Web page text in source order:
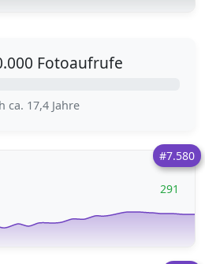
Fotoaufrufe
ca. 17,4 Jahre
#7.580
291